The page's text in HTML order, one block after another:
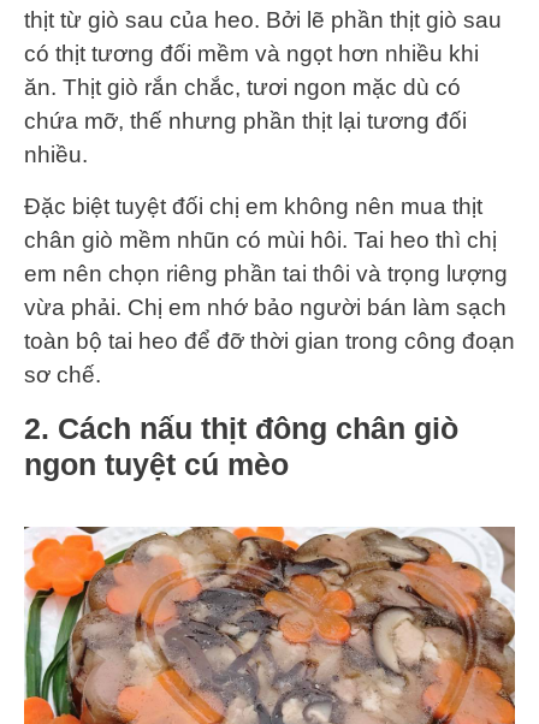
thịt từ giò sau của heo. Bởi lẽ phần thịt giò sau
có thịt tương đối mềm và ngọt hơn nhiều khi
ăn. Thịt giò rắn chắc, tươi ngon mặc dù có
chứa mỡ, thế nhưng phần thịt lại tương đối
nhiều.
Đặc biệt tuyệt đối chị em không nên mua thịt
chân giò mềm nhũn có mùi hôi. Tai heo thì chị
em nên chọn riêng phần tai thôi và trọng lượng
vừa phải. Chị em nhớ bảo người bán làm sạch
toàn bộ tai heo để đỡ thời gian trong công đoạn
sơ chế.
2. Cách nấu thịt đông chân giò
ngon tuyệt cú mèo